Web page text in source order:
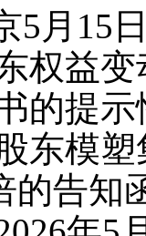
5月15
权益
的提
东模
的告